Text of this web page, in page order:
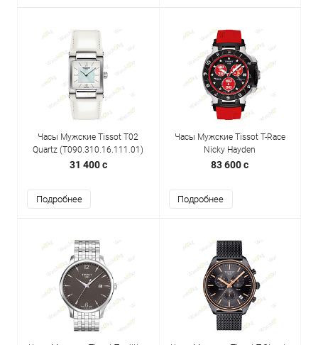
Часы Мужские Tissot T02
Quartz (T090.310.16.111.01)
31 400 c
Подробнее
Часы Мужские Tissot T-Race
Nicky Hayden
(T048.417.27.051.02)
83 600 c
Подробнее